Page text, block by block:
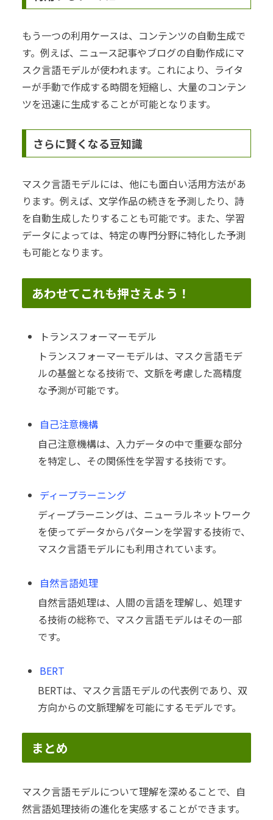
もう一つの利用ケースは、コンテンツの自動生成で
す。例えば、ニュース記事やブログの自動作成にマ
スク言語モデルが使われます。これにより、ライタ
ーが手動で作成する時間を短縮し、大量のコンテン
ツを迅速に生成することが可能となります。
さらに賢くなる豆知識
マスク言語モデルには、他にも面白い活用方法があ
ります。例えば、文学作品の続きを予測したり、詩
を自動生成したりすることも可能です。また、学習
データによっては、特定の専門分野に特化した予測
も可能となります。
あわせてこれも押さえよう！
トランスフォーマーモデル
トランスフォーマーモデルは、マスク言語モデ
ルの基盤となる技術で、文脈を考慮した高精度
な予測が可能です。
自己注意機構
自己注意機構は、入力データの中で重要な部分
を特定し、その関係性を学習する技術です。
ディープラーニング
ディープラーニングは、ニューラルネットワーク
を使ってデータからパターンを学習する技術で、
マスク言語モデルにも利用されています。
自然言語処理
自然言語処理は、人間の言語を理解し、処理す
る技術の総称で、マスク言語モデルはその一部
です。
BERT
BERTは、マスク言語モデルの代表例であり、双
方向からの文脈理解を可能にするモデルです。
まとめ
マスク言語モデルについて理解を深めることで、自
然言語処理技術の進化を実感することができます。